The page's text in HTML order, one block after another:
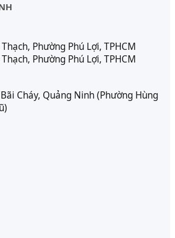
Phường Phú Lợi, TPHCM
Phường Phú Lợi, TPHCM
Cháy, Quảng Ninh (Phường Hùng